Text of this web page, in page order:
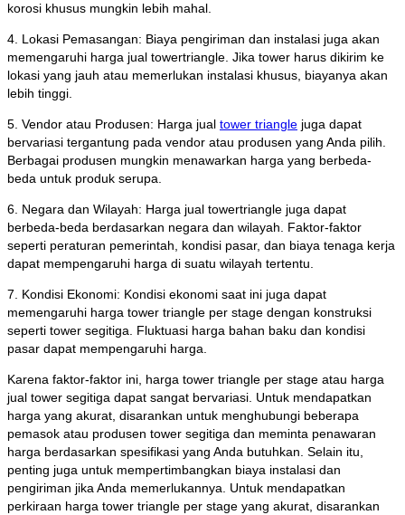
korosi khusus mungkin lebih mahal.
4. Lokasi Pemasangan: Biaya pengiriman dan instalasi juga akan
memengaruhi harga jual towertriangle. Jika tower harus dikirim ke
lokasi yang jauh atau memerlukan instalasi khusus, biayanya akan
lebih tinggi.
5. Vendor atau Produsen: Harga jual tower triangle juga dapat
bervariasi tergantung pada vendor atau produsen yang Anda pilih.
Berbagai produsen mungkin menawarkan harga yang berbeda-
beda untuk produk serupa.
6. Negara dan Wilayah: Harga jual towertriangle juga dapat
berbeda-beda berdasarkan negara dan wilayah. Faktor-faktor
seperti peraturan pemerintah, kondisi pasar, dan biaya tenaga kerja
dapat mempengaruhi harga di suatu wilayah tertentu.
7. Kondisi Ekonomi: Kondisi ekonomi saat ini juga dapat
memengaruhi harga tower triangle per stage dengan konstruksi
seperti tower segitiga. Fluktuasi harga bahan baku dan kondisi
pasar dapat mempengaruhi harga.
Karena faktor-faktor ini, harga tower triangle per stage atau harga
jual tower segitiga dapat sangat bervariasi. Untuk mendapatkan
harga yang akurat, disarankan untuk menghubungi beberapa
pemasok atau produsen tower segitiga dan meminta penawaran
harga berdasarkan spesifikasi yang Anda butuhkan. Selain itu,
penting juga untuk mempertimbangkan biaya instalasi dan
pengiriman jika Anda memerlukannya. Untuk mendapatkan
perkiraan harga tower triangle per stage yang akurat, disarankan